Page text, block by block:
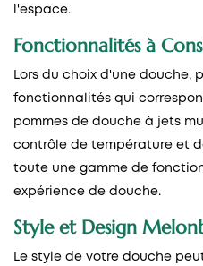
l'espace.
Fonctionnalités à
Lors du choix d'une douche,
fonctionnalités qui
pommes de douche à jets
contrôle de température et
toute une gamme de
expérience de douche.
Style et Design
Le style de votre douche